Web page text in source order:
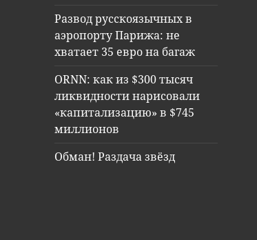
Развод русскоязычных в
аэропорту Парижа: не
хватает 35 евро на багаж
ORNN: как из $300 тысяч
ликвидности нарисовали
«капитализацию» в $745
миллионов
Обман! Раздача звёзд